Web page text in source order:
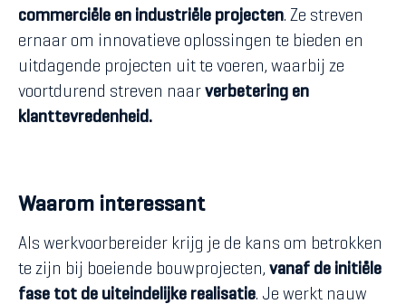
commerciële en industriële projecten. Ze streven
ernaar om innovatieve oplossingen te bieden en
uitdagende projecten uit te voeren, waarbij ze
voortdurend streven naar verbetering en
klanttevredenheid.
Waarom interessant
Als werkvoorbereider krijg je de kans om betrokken
te zijn bij boeiende bouwprojecten, vanaf de initiële
fase tot de uiteindelijke realisatie. Je werkt nauw